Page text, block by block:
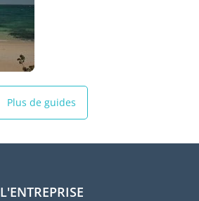
Plus de guides
L'ENTREPRISE